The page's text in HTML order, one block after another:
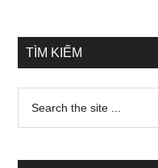
TÌM KIẾM